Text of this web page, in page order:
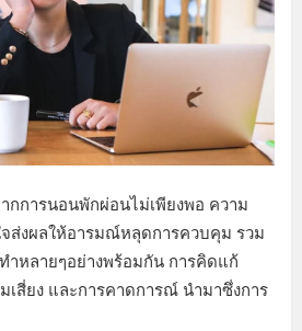
กการนอนพักผ่อนไม่เพียงพอ ความ
ส่งผลให้อารมณ์หลุดการควบคุม รวม
ำหลายๆอย่างพร้อมกัน การคิดแก้
เสี่ยง และการคาดการณ์ นำมาซึ่งการ